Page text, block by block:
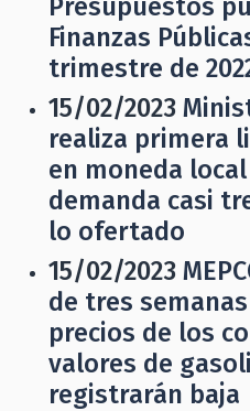
Presupuestos
Finanzas
trimestre de
15/02/2023
realiza primera
en moneda
demanda casi
lo ofertado
15/02/2023
de tres
precios de los
valores de
registrarán baja